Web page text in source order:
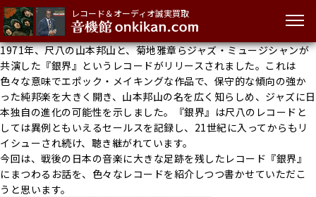
レコード＆オーディオ誠実買取
1971年、尺八の山本邦山と、菊地雅章らジャズ・ミュージシャンが
共演した『銀界』というレコードがリリースされました。これは
色々な意味でエポック・メイキングな作品で、保守的な傾向の強か
った純邦楽を大きく開き、山本邦山の名を広く知らしめ、ジャズに日
本独自の進化の可能性を示しました。『銀界』は尺八のレコードと
しては異例ともいえるセールスを記録し、21世紀に入ってからもリ
イシューされ続け、聴き継がれています。
今回は、戦後の日本の音楽に大きな足跡を残したレコード『銀界』
にまつわるお話を、色々なレコードを紹介しつつ書かせていただこ
うと思います。